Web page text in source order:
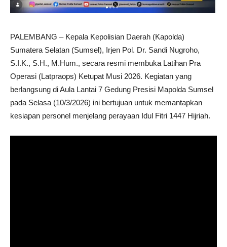
PALEMBANG – Kepala Kepolisian Daerah (Kapolda)
Sumatera Selatan (Sumsel), Irjen Pol. Dr. Sandi Nugroho,
S.I.K., S.H., M.Hum., secara resmi membuka Latihan Pra
Operasi (Latpraops) Ketupat Musi 2026. Kegiatan yang
berlangsung di Aula Lantai 7 Gedung Presisi Mapolda Sumsel
pada Selasa (10/3/2026) ini bertujuan untuk memantapkan
kesiapan personel menjelang perayaan Idul Fitri 1447 Hijriah.